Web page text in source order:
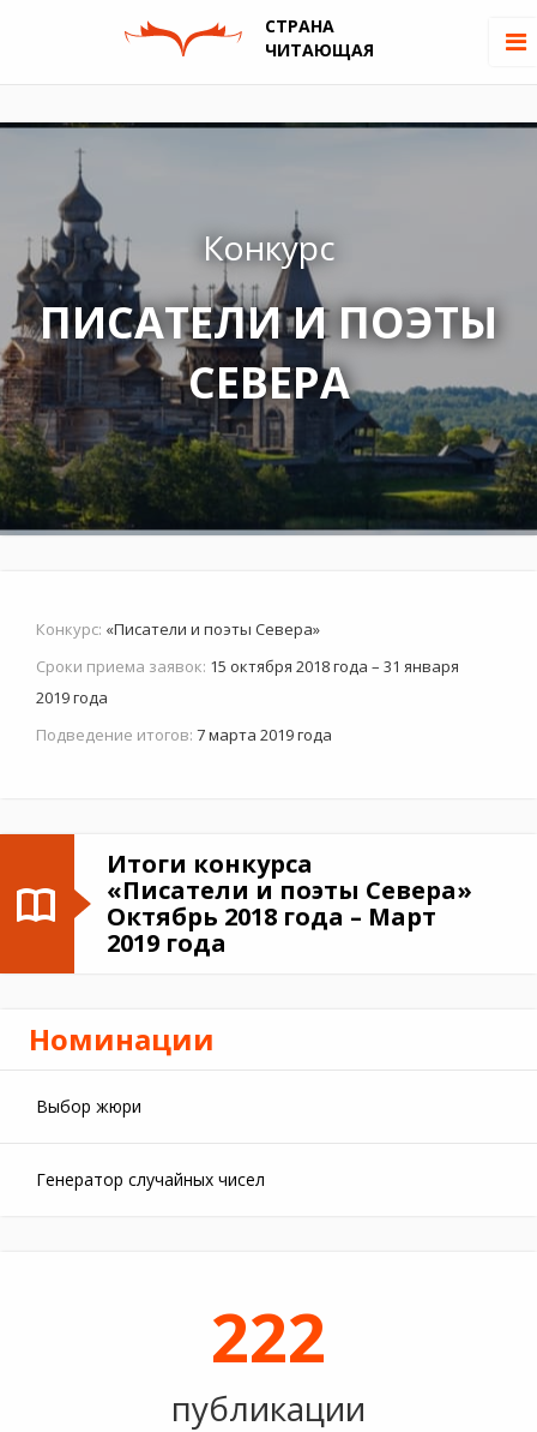
СТРАНА
ЧИТАЮЩАЯ
Конкурс
ПИСАТЕЛИ И ПОЭТЫ
СЕВЕРА
Конкурс: «Писатели и поэты Севера»
Сроки приема заявок: 15 октября 2018 года – 31 января
2019 года
Подведение итогов: 7 марта 2019 года
Итоги конкурса
«Писатели и поэты Севера»
Октябрь 2018 года – Март
2019 года
Номинации
Выбор жюри
Генератор случайных чисел
222
публикации